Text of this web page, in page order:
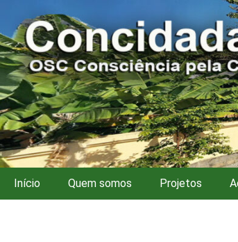
Início Quem somos Projetos